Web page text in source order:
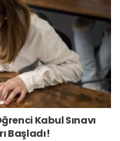
Kabul Sınavı
Başladı!